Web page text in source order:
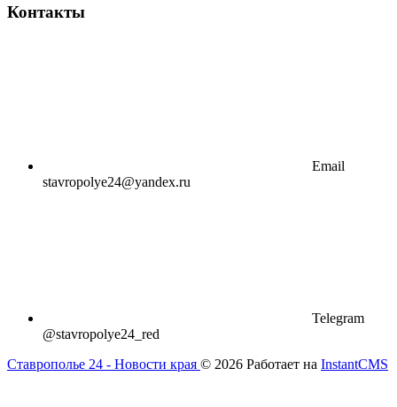
Контакты
Email
stavropolye24@yandex.ru
Telegram
@stavropolye24_red
Ставрополье 24 - Новости края © 2026 Работает на InstantCMS